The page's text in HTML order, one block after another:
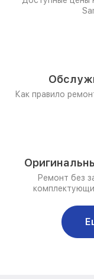
Как правило
Ремонт без